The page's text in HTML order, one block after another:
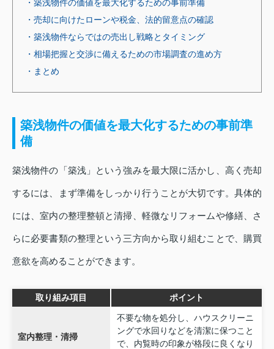
・築浅物件の価値を最大化するための事前準備
・売却に向けたローンや税金、法的留意点の確認
・築浅物件ならではの売出し戦略とタイミング
・相場把握と交渉に備えるための市場調査の進め方
・まとめ
築浅物件の価値を最大化するための事前準
備
築浅物件の「築浅」という強みを最大限に活かし、高く売却
するには、まず準備をしっかり行うことが大切です。具体的
には、室内の整理整頓と清掃、軽微なリフォームや修繕、さ
らに必要書類の整理という三方向から取り組むことで、購買
意欲を高めることができます。
取り組み項目 ポイント
室内整理・清掃
不要な物を処分し、ハウスクリーニ
ングで水回りなどを清潔に保つこと
で、内覧時の印象が格段に良くなり